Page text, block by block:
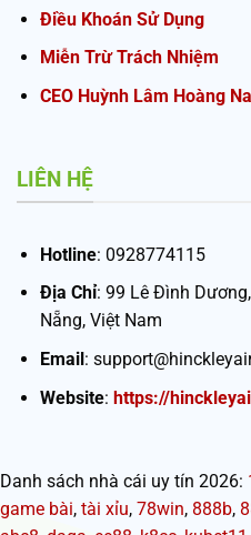
Điều Khoán Sử Dụng
Miễn Trừ Trách Nhiệm
CEO Huỳnh Lâm Hoàng
LIÊN HỆ
Hotline: 0928774115
Địa Chỉ: 99 Lê Đình
Nẵng, Việt Nam
Email:
Website: https://
Danh sách nhà cái uy tín 2026:
game bài, tài xỉu, 78win, 888b,